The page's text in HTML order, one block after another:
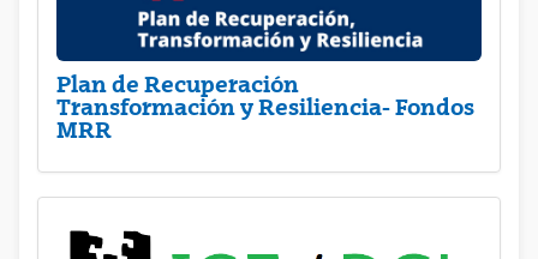
Plan de Recuperación
Transformación y Resiliencia- Fondos
MRR